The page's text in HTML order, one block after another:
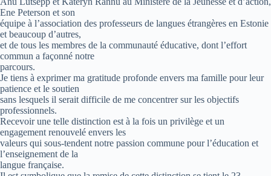
Ene Peterson et son
équipe à l’association des professeurs de langues étrangères en Estonie
et beaucoup d’autres,
et de tous les membres de la communauté éducative, dont l’effort
commun a façonné notre
parcours.
Je tiens à exprimer ma gratitude profonde envers ma famille pour leur
patience et le soutien
sans lesquels il serait difficile de me concentrer sur les objectifs
professionnels.
Recevoir une telle distinction est à la fois un privilège et un
engagement renouvelé envers les
valeurs qui sous-tendent notre passion commune pour l’éducation et
l’enseignement de la
langue française.